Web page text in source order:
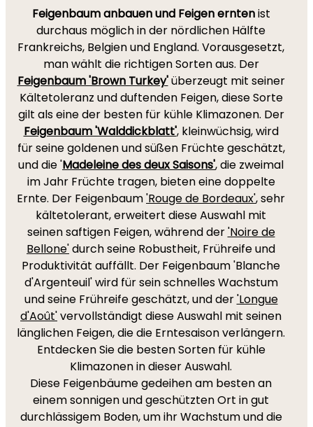
Feigenbaum anbauen und Feigen erntenist
durchaus möglich in der nördlichen Hälfte
Frankreichs, Belgien und England. Vorausgesetzt,
man wählt die richtigen Sorten aus. Der
Feigenbaum 'Brown Turkey'überzeugt mit seiner
Kältetoleranz und duftenden Feigen, diese Sorte
gilt als eine der besten für kühle Klimazonen. Der
Feigenbaum 'Walddickblatt', kleinwüchsig, wird
für seine goldenen und süßen Früchte geschätzt,
und die 'Madeleine des deux Saisons', die zweimal
im Jahr Früchte tragen, bieten eine doppelte
Ernte. Der Feigenbaum'Rouge de Bordeaux', sehr
kältetolerant, erweitert diese Auswahl mit
seinen saftigen Feigen, während der'Noire de
Bellone'durch seine Robustheit, Frühreife und
Produktivität auffällt. Der Feigenbaum 'Blanche
d'Argenteuil' wird für sein schnelles Wachstum
und seine Frühreife geschätzt, und der'Longue
d'Août'vervollständigt diese Auswahl mit seinen
länglichen Feigen, die die Erntesaison verlängern.
Entdecken Sie die besten Sorten für kühle
Klimazonen in dieser Auswahl.
Diese Feigenbäume gedeihen am besten an
einem sonnigen und geschützten Ort in gut
durchlässigem Boden, um ihr Wachstum und die